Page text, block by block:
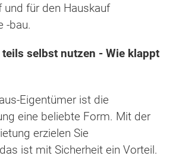
und für den Hauskauf
-bau.
selbst nutzen - Wie klappt
Eigentümer ist die
eine beliebte Form. Mit der
erzielen Sie
ist mit Sicherheit ein Vorteil.